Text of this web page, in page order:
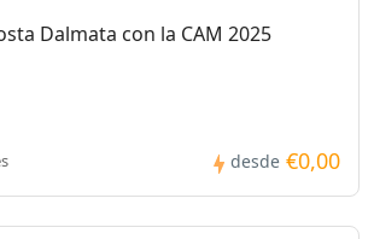
Dalmata con la CAM 2025
desde €0,00